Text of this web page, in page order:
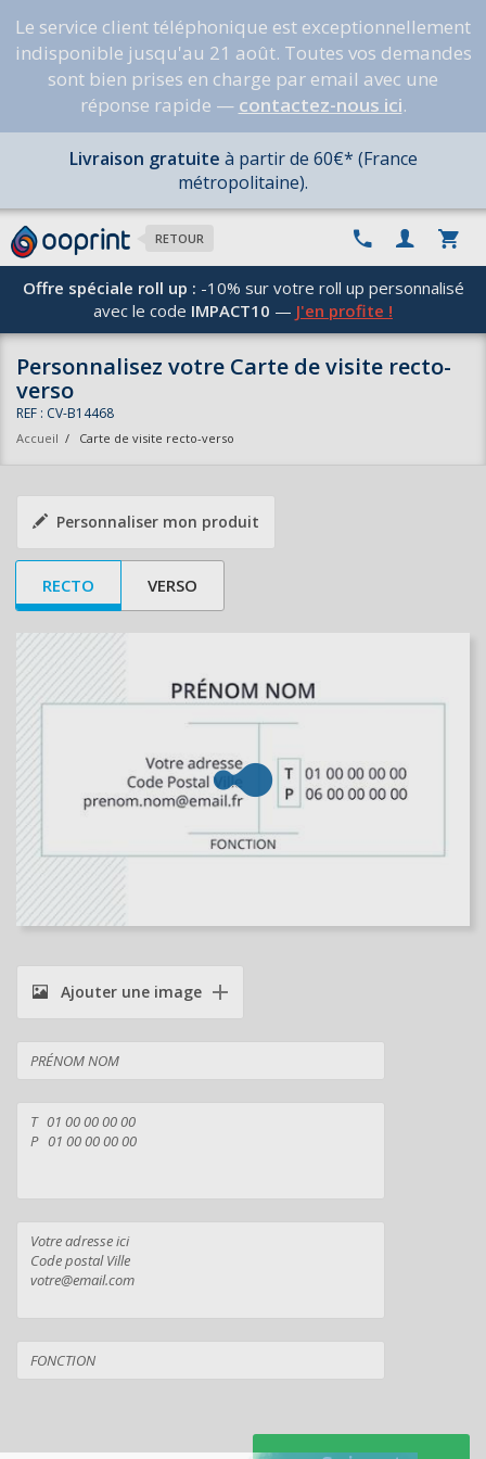
Le service client téléphonique est exceptionnellement
indisponible jusqu'au 21 août. Toutes vos demandes
sont bien prises en charge par email avec une
réponse rapide — contactez-nous ici.
Livraison gratuite à partir de 60€* (France
métropolitaine).
RETOUR
Offre spéciale roll up : -10% sur votre roll up personnalisé
avec le code IMPACT10 — J'en profite !
Personnalisez votre Carte de visite recto-
verso
REF : CV-B14468
Accueil / Carte de visite recto-verso
Personnaliser mon produit
RECTO VERSO
Ajouter une image